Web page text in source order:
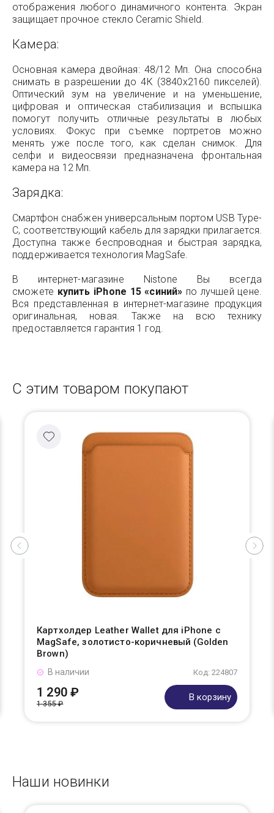
отображения любого динамичного контента. Экран
защищает прочное стекло Ceramic Shield.
Камера:
Основная камера двойная: 48/12 Мп. Она способна
снимать в разрешении до 4К (3840x2160 пикселей).
Оптический зум на увеличение и на уменьшение,
цифровая и оптическая стабилизация и вспышка
помогут получить отличные результаты в любых
условиях. Фокус при съемке портретов можно
менять уже после того, как сделан снимок. Для
селфи и видеосвязи предназначена фронтальная
камера на 12 Мп.
Зарядка:
Смартфон снабжен универсальным портом USB Type-
C, соответствующий кабель для зарядки прилагается.
Доступна также беспроводная и быстрая зарядка,
поддерживается технология MagSafe.
В интернет-магазине Nistone Вы всегда
сможете купить iPhone 15 «синий» по лучшей цене.
Вся представленная в интернет-магазине продукция
оригинальная, новая. Также на всю технику
предоставляется гарантия 1 год.
С этим товаром покупают
Картхолдер Leather Wallet для iPhone с
MagSafe, золотисто-коричневый (Golden
Brown)
Код: 224807
В наличии
1 290 ₽
1 355 ₽
В корзину
Наши новинки